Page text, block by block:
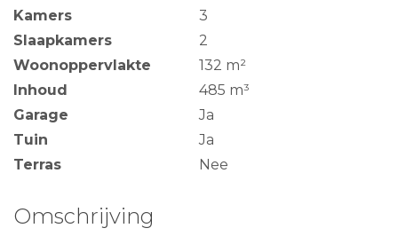
Kamers
3
Slaapkamers
2
Woonoppervlakte
132 m²
Inhoud
485 m³
Garage
Ja
Tuin
Ja
Terras
Nee
Omschrijving